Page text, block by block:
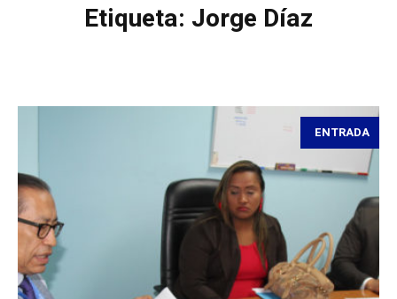
Etiqueta: Jorge Díaz
ENTRADA